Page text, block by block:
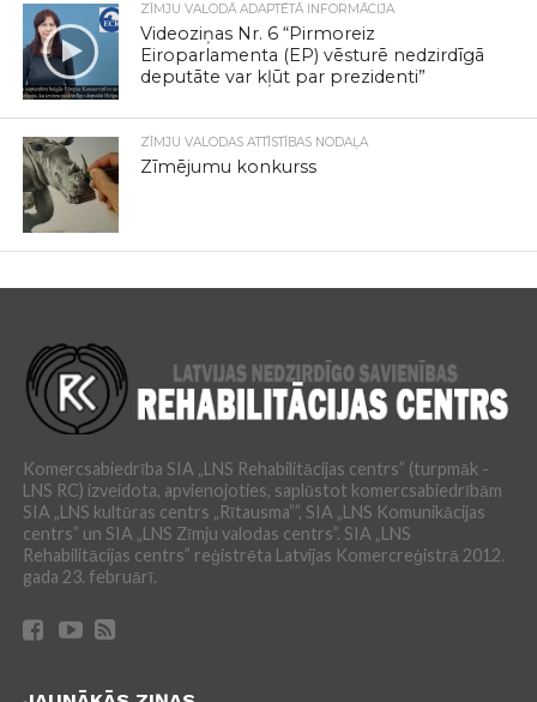
ZĪMJU VALODĀ ADAPTĒTĀ INFORMĀCIJA
Videoziņas Nr. 6 “Pirmoreiz
Eiroparlamenta (EP) vēsturē nedzirdīgā
deputāte var kļūt par prezidenti”
ZĪMJU VALODAS ATTĪSTĪBAS NODAĻA
Zīmējumu konkurss
Komercsabiedrība SIA „LNS Rehabilitācijas centrs” (turpmāk -
LNS RC) izveidota, apvienojoties, saplūstot komercsabiedrībām
SIA „LNS kultūras centrs „Rītausma””, SIA „LNS Komunikācijas
centrs” un SIA „LNS Zīmju valodas centrs”. SIA „LNS
Rehabilitācijas centrs” reģistrēta Latvijas Komercreģistrā 2012.
gada 23. februārī.